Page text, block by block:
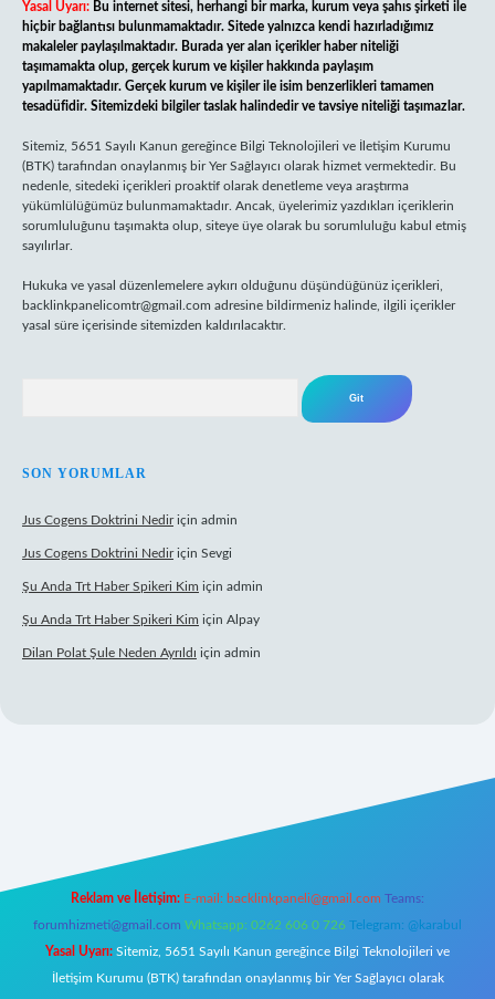
Yasal Uyarı: Bu internet sitesi, herhangi bir marka, kurum veya şahıs şirketi ile
hiçbir bağlantısı bulunmamaktadır. Sitede yalnızca kendi hazırladığımız
makaleler paylaşılmaktadır. Burada yer alan içerikler haber niteliği
taşımamakta olup, gerçek kurum ve kişiler hakkında paylaşım
yapılmamaktadır. Gerçek kurum ve kişiler ile isim benzerlikleri tamamen
tesadüfidir. Sitemizdeki bilgiler taslak halindedir ve tavsiye niteliği taşımazlar.
Sitemiz, 5651 Sayılı Kanun gereğince Bilgi Teknolojileri ve İletişim Kurumu
(BTK) tarafından onaylanmış bir Yer Sağlayıcı olarak hizmet vermektedir. Bu
nedenle, sitedeki içerikleri proaktif olarak denetleme veya araştırma
yükümlülüğümüz bulunmamaktadır. Ancak, üyelerimiz yazdıkları içeriklerin
sorumluluğunu taşımakta olup, siteye üye olarak bu sorumluluğu kabul etmiş
sayılırlar.
Hukuka ve yasal düzenlemelere aykırı olduğunu düşündüğünüz içerikleri,
backlinkpanelicomtr@gmail.com adresine bildirmeniz halinde, ilgili içerikler
yasal süre içerisinde sitemizden kaldırılacaktır.
SON YORUMLAR
Jus Cogens Doktrini Nediriçin admin
Jus Cogens Doktrini Nediriçin Sevgi
Şu Anda Trt Haber Spikeri Kim için admin
Şu Anda Trt Haber Spikeri Kim için Alpay
Dilan Polat Şule Neden Ayrıldı için admin
Reklam ve İletişim: E-mail: backlinkpaneli@gmail.com Teams:
forumhizmeti@gmail.com Whatsapp: 0262 606 0 726 Telegram: @karabul
Yasal Uyarı: Sitemiz, 5651 Sayılı Kanun gereğince Bilgi Teknolojileri ve
İletişim Kurumu (BTK) tarafından onaylanmış bir Yer Sağlayıcı olarak